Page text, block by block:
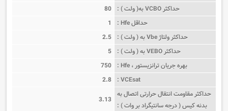
حداکثر VCBO به( ولت ) :
80
حداقل Hfe :
1
حداکثر ولتاژ Vbe به ( ولت ) :
2.5
حداکثر VEBO به ( ولت ) :
5
بهره جریان ترانزیستور ، Hfe :
750
VCEsat :
2.8
حداکثر مقاومت انتقال حرارتی اتصال به
بدنه کیس ( درجه سانتیگراد بر وات ) :
3.13